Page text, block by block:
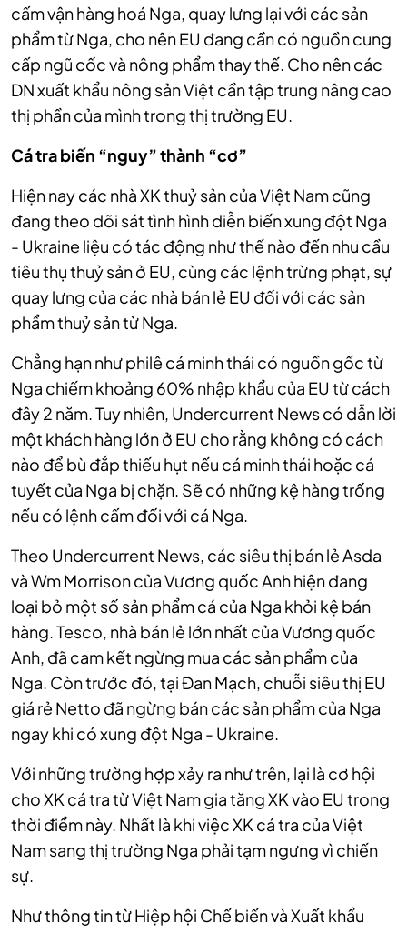
cấm vận hàng hoá Nga, quay lưng lại với các sản
phẩm từ Nga, cho nên EU đang cần có nguồn cung
cấp ngũ cốc và nông phẩm thay thế. Cho nên các
DN xuất khẩu nông sản Việt cần tập trung nâng cao
thị phần của mình trong thị trường EU.
Cá tra biến “nguy” thành “cơ”
Hiện nay các nhà XK thuỷ sản của Việt Nam cũng
đang theo dõi sát tình hình diễn biến xung đột Nga
- Ukraine liệu có tác động như thế nào đến nhu cầu
tiêu thụ thuỷ sản ở EU, cùng các lệnh trừng phạt, sự
quay lưng của các nhà bán lẻ EU đối với các sản
phẩm thuỷ sản từ Nga.
Chẳng hạn như philê cá minh thái có nguồn gốc từ
Nga chiếm khoảng 60% nhập khẩu của EU từ cách
đây 2 năm. Tuy nhiên, Undercurrent News có dẫn lời
một khách hàng lớn ở EU cho rằng không có cách
nào để bù đắp thiếu hụt nếu cá minh thái hoặc cá
tuyết của Nga bị chặn. Sẽ có những kệ hàng trống
nếu có lệnh cấm đối với cá Nga.
Theo Undercurrent News, các siêu thị bán lẻ Asda
và Wm Morrison của Vương quốc Anh hiện đang
loại bỏ một số sản phẩm cá của Nga khỏi kệ bán
hàng. Tesco, nhà bán lẻ lớn nhất của Vương quốc
Anh, đã cam kết ngừng mua các sản phẩm của
Nga. Còn trước đó, tại Đan Mạch, chuỗi siêu thị EU
giá rẻ Netto đã ngừng bán các sản phẩm của Nga
ngay khi có xung đột Nga - Ukraine.
Với những trường hợp xảy ra như trên, lại là cơ hội
cho XK cá tra từ Việt Nam gia tăng XK vào EU trong
thời điểm này. Nhất là khi việc XK cá tra của Việt
Nam sang thị trường Nga phải tạm ngưng vì chiến
sự.
Như thông tin từ Hiệp hội Chế biến và Xuất khẩu